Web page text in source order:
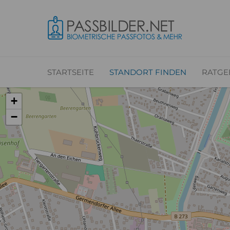
STARTSEITE STANDORT FINDEN
+
−